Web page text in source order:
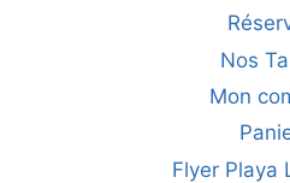
Nos
Mon
Flyer Playa